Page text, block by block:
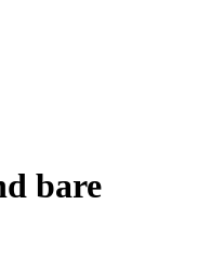
bare